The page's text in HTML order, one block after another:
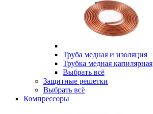
Труба медная и изоляция
Трубка медная капилярная
Выбрать всё
Защитные решетки
Выбрать всё
Компрессоры